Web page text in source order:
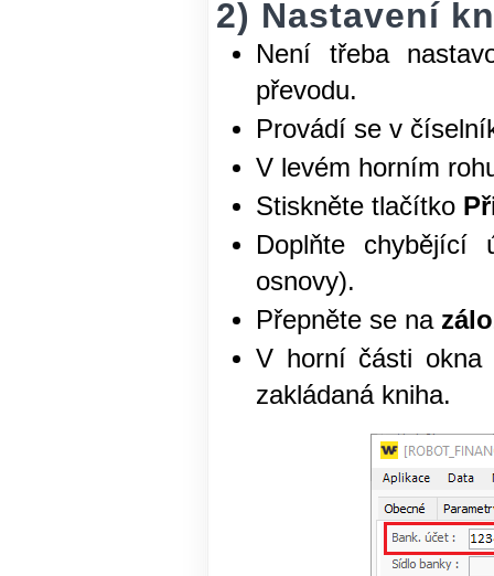
2) Nastavení
Není třeba
převodu.
Provádí se v
V levém horním
Stiskněte tlačítko
Doplňte
osnovy).
Přepněte se na
V horní části
zakládaná kniha.